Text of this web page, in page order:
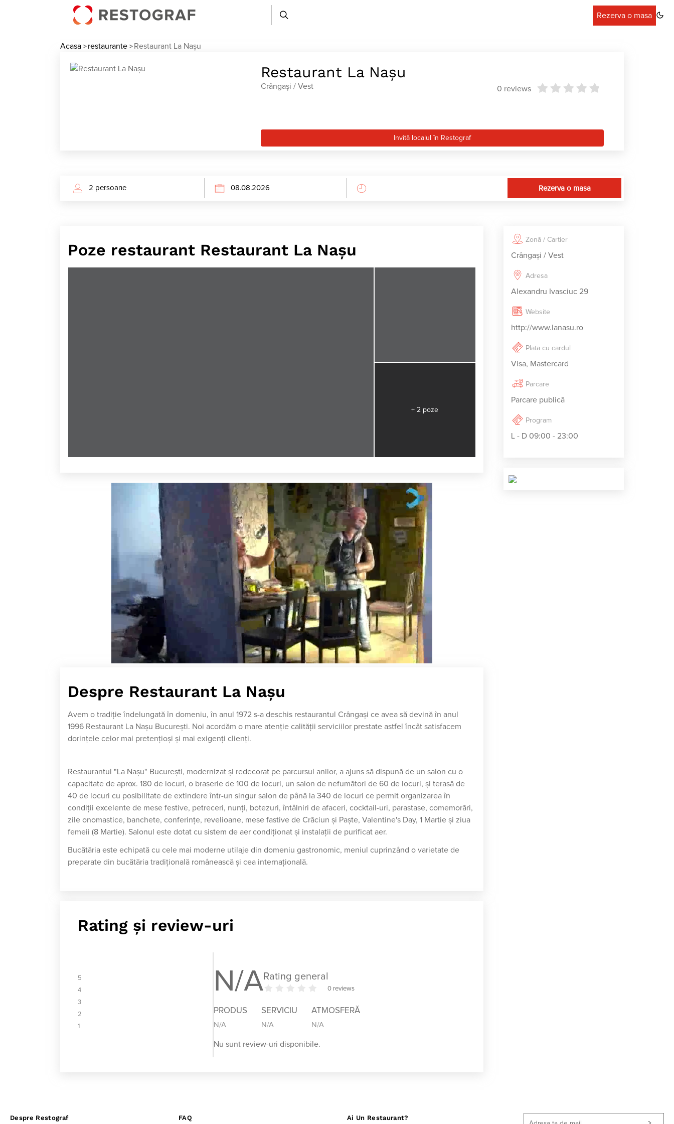
Rezerva o masa
Acasa > restaurante > Restaurant La Nașu
Restaurant La Nașu
Crângaşi / Vest 0 reviews
Invită localul în Restograf
Rezerva o masa
Poze restaurant Restaurant La Nașu
+ 2 poze
Despre Restaurant La Nașu
Avem o tradiţie îndelungată în domeniu, în anul 1972 s-a deschis restaurantul Crângaşi ce avea să devină în anul
1996 Restaurant La Naşu Bucureşti. Noi acordăm o mare atenţie calităţii serviciilor prestate astfel încât satisfacem
dorinţele celor mai pretenţioşi şi mai exigenţi clienţi.
Restaurantul "La Naşu" Bucureşti, modernizat şi redecorat pe parcursul anilor, a ajuns să dispună de un salon cu o
capacitate de aprox. 180 de locuri, o braserie de 100 de locuri, un salon de nefumători de 60 de locuri, şi terasă de
40 de locuri cu posibilitate de extindere într-un singur salon de până la 340 de locuri ce permit organizarea în
condiţii excelente de mese festive, petreceri, nunţi, botezuri, întâlniri de afaceri, cocktail-uri, parastase, comemorări,
zile onomastice, banchete, conferinţe, revelioane, mese fastive de Crăciun şi Paşte, Valentine's Day, 1 Martie şi ziua
femeii (8 Martie). Salonul este dotat cu sistem de aer condiţionat şi instalaţii de purificat aer.
Bucătăria este echipată cu cele mai moderne utilaje din domeniu gastronomic, meniul cuprinzând o varietate de
preparate din bucătăria tradiţională românească şi cea internaţională.
Rating și review-uri
5
4
3
2
1
N/ARating general
0 reviews
PRODUS
N/A
SERVICIU
N/A
ATMOSFERĂ
N/A
Nu sunt review-uri disponibile.
Zonă / Cartier
Crângaşi / Vest
Adresa
Alexandru Ivasciuc 29
Website
http://www.lanasu.ro
Plata cu cardul
Visa, Mastercard
Parcare
Parcare publică
Program
L - D 09:00 - 23:00
Despre Restograf FAQ Ai Un Restaurant?